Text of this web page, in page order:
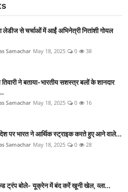
लेडीज से चर्चाओं में आईं अभिनेत्री नितांशी गोयल
Samachar May 18, 2025 0 38
ने बताया-भारतीय सशस्त्र बलों के शानदार
Samachar May 18, 2025 0 16
पर भारत ने आर्थिक स्ट्राइक करते हुए आने वाले...
Samachar May 18, 2025 0 28
ट्रंप बोले- यूक्रेन में बंद करें खूनी खेल, व्ला...